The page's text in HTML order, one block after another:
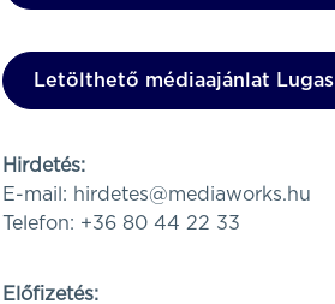
Letölthető médiaajánlat Lugas
Hirdetés:
E-mail: hirdetes@mediaworks.hu
Telefon: +36 80 44 22 33
Előfizetés: